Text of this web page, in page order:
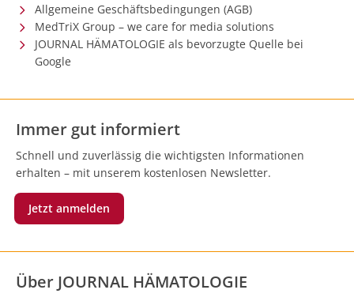
Allgemeine Geschäftsbedingungen (AGB)
MedTriX Group – we care for media solutions
JOURNAL HÄMATOLOGIE als bevorzugte Quelle bei
Google
Immer gut informiert
Schnell und zuverlässig die wichtigsten Informationen
erhalten – mit unserem kostenlosen Newsletter.
Jetzt anmelden
Über JOURNAL HÄMATOLOGIE